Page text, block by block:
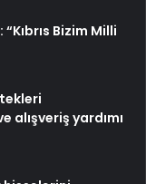
Bizim Milli
alışveriş yardımı